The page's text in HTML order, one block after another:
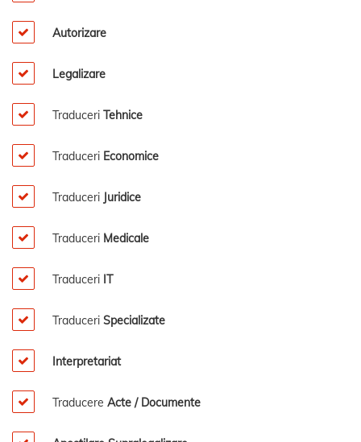
Autorizare
Legalizare
Traduceri Tehnice
Traduceri Economice
Traduceri Juridice
Traduceri Medicale
Traduceri IT
Traduceri Specializate
Interpretariat
Traducere Acte / Documente